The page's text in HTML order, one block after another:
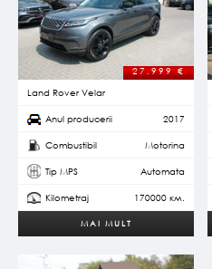
27.999 €
Land Rover Velar
Anul producerii 2017
Combustibil Motorina
Tip MPS Automata
Kilometraj 170000 км.
MAI MULT